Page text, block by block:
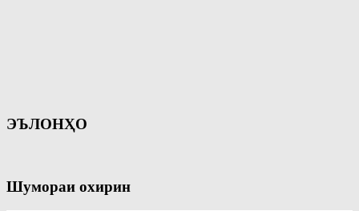
ЭЪЛОНҲО
Шумораи охирин